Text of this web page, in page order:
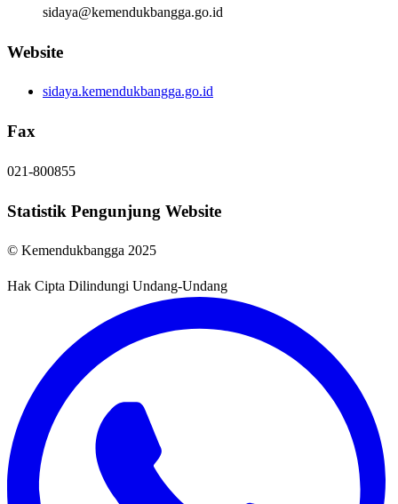
sidaya@kemendukbangga.go.id
Website
sidaya.kemendukbangga.go.id
Fax
021-800855
Statistik Pengunjung Website
© Kemendukbangga 2025
Hak Cipta Dilindungi Undang-Undang